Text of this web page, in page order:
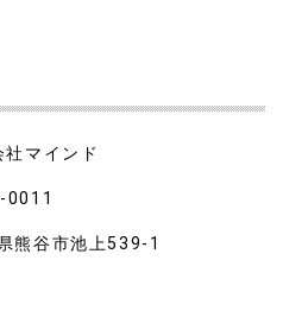
社マインド
0011
上539-1